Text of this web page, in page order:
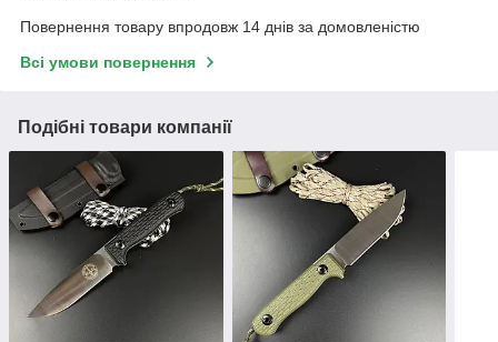
Повернення товару впродовж 14 днів за домовленістю
Всі умови повернення
Подібні товари компанії